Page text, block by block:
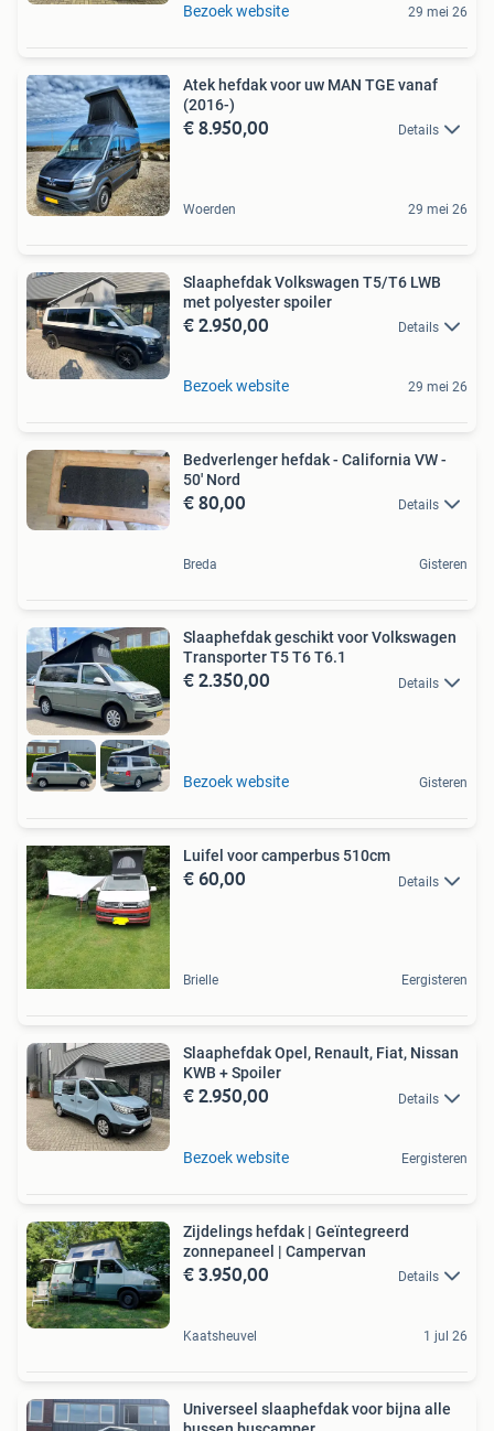
Bezoek website 29 mei 26
Atek hefdak voor uw MAN TGE vanaf
(2016-)
€ 8.950,00 Details
Woerden 29 mei 26
Slaaphefdak Volkswagen T5/T6 LWB
met polyester spoiler
€ 2.950,00 Details
Bezoek website 29 mei 26
Bedverlenger hefdak - California VW -
50' Nord
€ 80,00 Details
Breda Gisteren
Slaaphefdak geschikt voor Volkswagen
Transporter T5 T6 T6.1
€ 2.350,00 Details
Bezoek website Gisteren
Luifel voor camperbus 510cm
€ 60,00 Details
Brielle Eergisteren
Slaaphefdak Opel, Renault, Fiat, Nissan
KWB + Spoiler
€ 2.950,00 Details
Bezoek website Eergisteren
Zijdelings hefdak | Geïntegreerd
zonnepaneel | Campervan
€ 3.950,00 Details
Kaatsheuvel 1 jul 26
Universeel slaaphefdak voor bijna alle